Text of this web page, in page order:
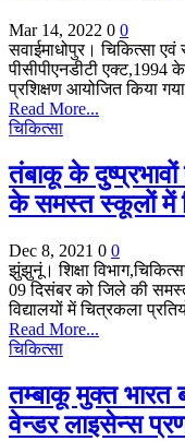
Mar 14, 2022 0 0
सवाईमाधोपुर। चिकित्सा एवं
पीसीपीएनडीटी एक्ट,1994
प्रशिक्षण आयोजित किया
Read More...
चिकित्सा
तंबाकू के
के समस्त स्कूलों में
Dec 8, 2021 0 0
झुंझुनूं। शि​क्षा
09 दिसंबर को जिले की
विद्यालयों में चित्रकला
Read More...
चिकित्सा
तम्बाकू मुक्त भारत
वेन्डर लाइसेन्स